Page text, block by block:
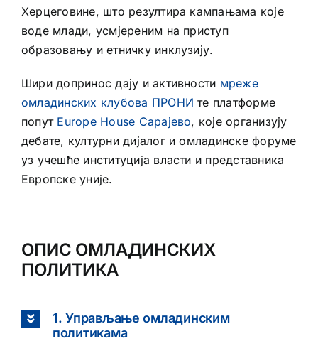
Херцеговине, што резултира кампањама које
воде млади, усмјереним на приступ
образовању и етничку инклузију.
Шири допринос дају и активности мреже
омладинских клубова ПРОНИ те платформе
попут Europe House Сарајево, које организују
дебате, културни дијалог и омладинске форуме
уз учешће институција власти и представника
Европске уније.
ОПИС ОМЛАДИНСКИХ
ПОЛИТИКА
1. Управљање омладинским
политикама